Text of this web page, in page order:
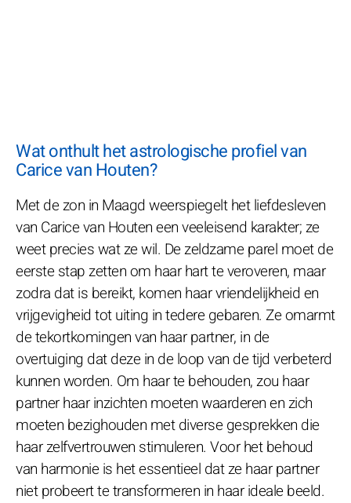
Wat onthult het astrologische profiel van
Carice van Houten?
Met de zon in Maagd weerspiegelt het liefdesleven
van Carice van Houten een veeleisend karakter; ze
weet precies wat ze wil. De zeldzame parel moet de
eerste stap zetten om haar hart te veroveren, maar
zodra dat is bereikt, komen haar vriendelijkheid en
vrijgevigheid tot uiting in tedere gebaren. Ze omarmt
de tekortkomingen van haar partner, in de
overtuiging dat deze in de loop van de tijd verbeterd
kunnen worden. Om haar te behouden, zou haar
partner haar inzichten moeten waarderen en zich
moeten bezighouden met diverse gesprekken die
haar zelfvertrouwen stimuleren. Voor het behoud
van harmonie is het essentieel dat ze haar partner
niet probeert te transformeren in haar ideale beeld.